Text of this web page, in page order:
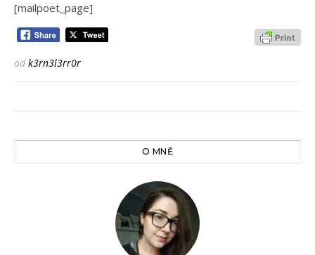
[mailpoet_page]
od k3rn3l3rr0r
O MNĚ